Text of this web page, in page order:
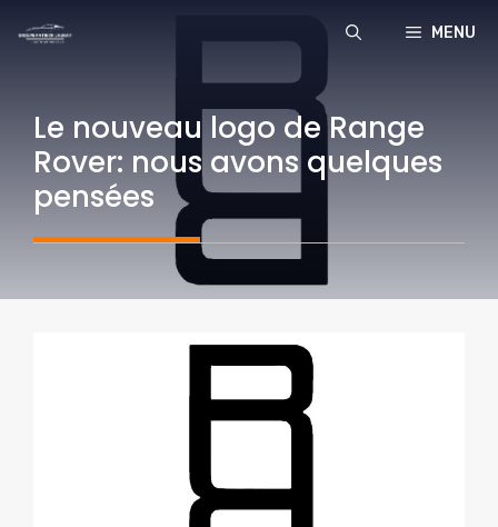
MENU
Le nouveau logo de Range
Rover: nous avons quelques
pensées